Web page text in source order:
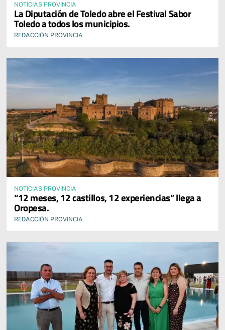
NOTICIAS PROVINCIA
La Diputación de Toledo abre el Festival Sabor
Toledo a todos los municipios.
REDACCIÓN PROVINCIA
NOTICIAS PROVINCIA
“12 meses, 12 castillos, 12 experiencias” llega a
Oropesa.
REDACCIÓN PROVINCIA